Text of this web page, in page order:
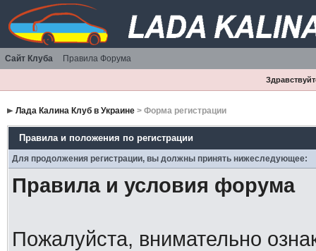
Сайт Клуба Правила Форума
Лада Калина Клуб в Украине> Форма регистрации
Правила и положения по регистрации
Для продолжения регистрации, вы должны принять нижеследующее:
Правила и условия форума
Пожалуйста, внимательно